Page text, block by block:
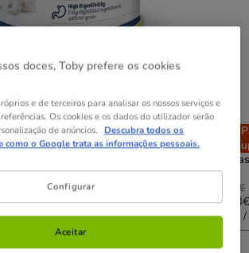
g
Pack
Poupança
34.80€
(7.25€ / kg)
g
Pack
Poupança
68.17€
(7.10€ / kg)
48
g
143.52€
(6.88€
doces, Toby prefere os cookies
e de terceiros para analisar os nossos serviços e
Os cookies e os dados do utilizador serão
de anúncios. Descubra todos os
como o Google trata as informações pessoais.
Configurar
Aceitar